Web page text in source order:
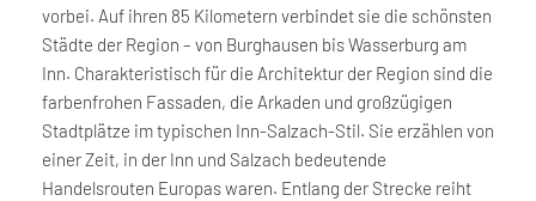
vorbei. Auf ihren 85 Kilometern verbindet sie die schönsten
Städte der Region – von Burghausen bis Wasserburg am
Inn. Charakteristisch für die Architektur der Region sind die
farbenfrohen Fassaden, die Arkaden und großzügigen
Stadtplätze im typischen Inn-Salzach-Stil. Sie erzählen von
einer Zeit, in der Inn und Salzach bedeutende
Handelsrouten Europas waren. Entlang der Strecke reiht